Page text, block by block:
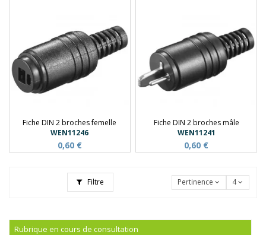
Fiche DIN 2 broches femelle
WEN11246
0,60 €
Fiche DIN 2 broches mâle
WEN11241
0,60 €
Filtre Pertinence 4
Rubrique en cours de consultation